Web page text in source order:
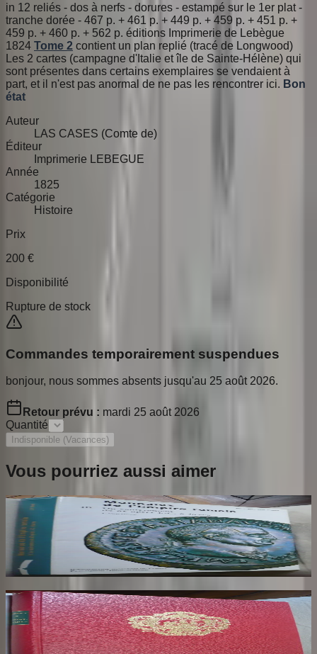
in 12 reliés - dos à nerfs - dorures - estampé sur le 1er plat -
tranche dorée - 467 p. + 461 p. + 449 p. + 459 p. + 451 p. +
459 p. + 460 p. + 562 p. éditions Imprimerie de Lebègue
1824 Tome 2 contient un plan replié (tracé de Longwood)
Les 2 cartes (campagne d'Italie et île de Sainte-Hélène) qui
sont présentes dans certains exemplaires se vendaient à
part, et il n'est pas anormal de ne pas les rencontrer ici. Bon
état
Auteur
LAS CASES (Comte de)
Éditeur
Imprimerie LEBEGUE
Année
1825
Catégorie
Histoire
Prix
200 €
Disponibilité
Rupture de stock
Commandes temporairement suspendues
bonjour, nous sommes absents jusqu'au 25 août 2026.
Retour prévu : mardi 25 août 2026
Quantité
Indisponible (Vacances)
Vous pourriez aussi aimer
Catalogue Monnaies de l'Empire Romain.
Tome 3. Jean Baptiste Giard
GIARD Jean Baptiste
80€
Armorial de la Ville de Paris. Dédicaces au
Maire de Paris
HERON DE VILLEFOSSE